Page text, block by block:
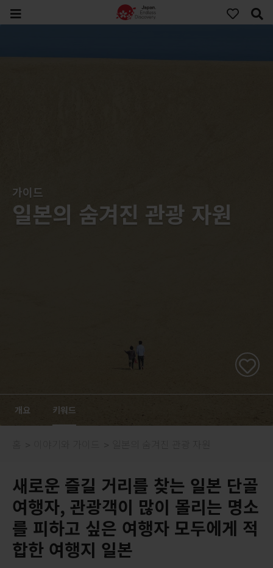
가이드
일본의 숨겨진 관광 자원
개요 키워드
새로운 즐길 거리를 찾는 일본 단골
여행자, 관광객이 많이 몰리는 명소
를 피하고 싶은 여행자 모두에게 적
합한 여행지 일본